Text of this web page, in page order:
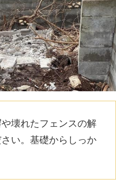
壊れたフェンスの解
い。基礎からしっか